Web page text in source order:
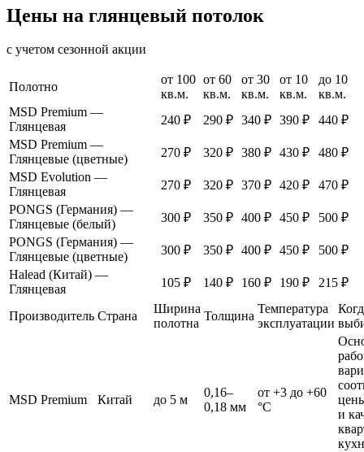
Цены на глянцевый потолок
с учетом сезонной акции
Полотно
от 100
кв.м.
от 60
кв.м.
от 30
кв.м.
от 10
кв.м.
до 10
кв.м.
MSD Premium —
Глянцевая
240 ₽ 290 ₽ 340 ₽ 390 ₽
440 ₽
MSD Premium —
Глянцевые (цветные)
270 ₽ 320 ₽ 380 ₽ 430 ₽
480 ₽
MSD Evolution —
Глянцевая
270 ₽ 320 ₽ 370 ₽ 420 ₽
470 ₽
PONGS (Германия) —
Глянцевые (белый)
300 ₽ 350 ₽ 400 ₽ 450 ₽
500 ₽
PONGS (Германия) —
Глянцевые (цветные)
300 ₽ 350 ₽ 400 ₽ 450 ₽
500 ₽
Halead (Китай) —
Глянцевая
105 ₽ 140 ₽ 160 ₽ 190 ₽ 215 ₽
Производитель Страна
Ширина
полотна
Толщина
Температура
эксплуатации
MSD Premium Китай до 5 м
0,16–
0,18 мм
от +3 до +60
°C
и